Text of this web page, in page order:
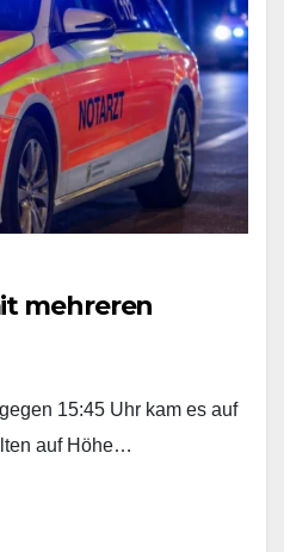
mehreren
15:45 Uhr kam es auf
auf Höhe…